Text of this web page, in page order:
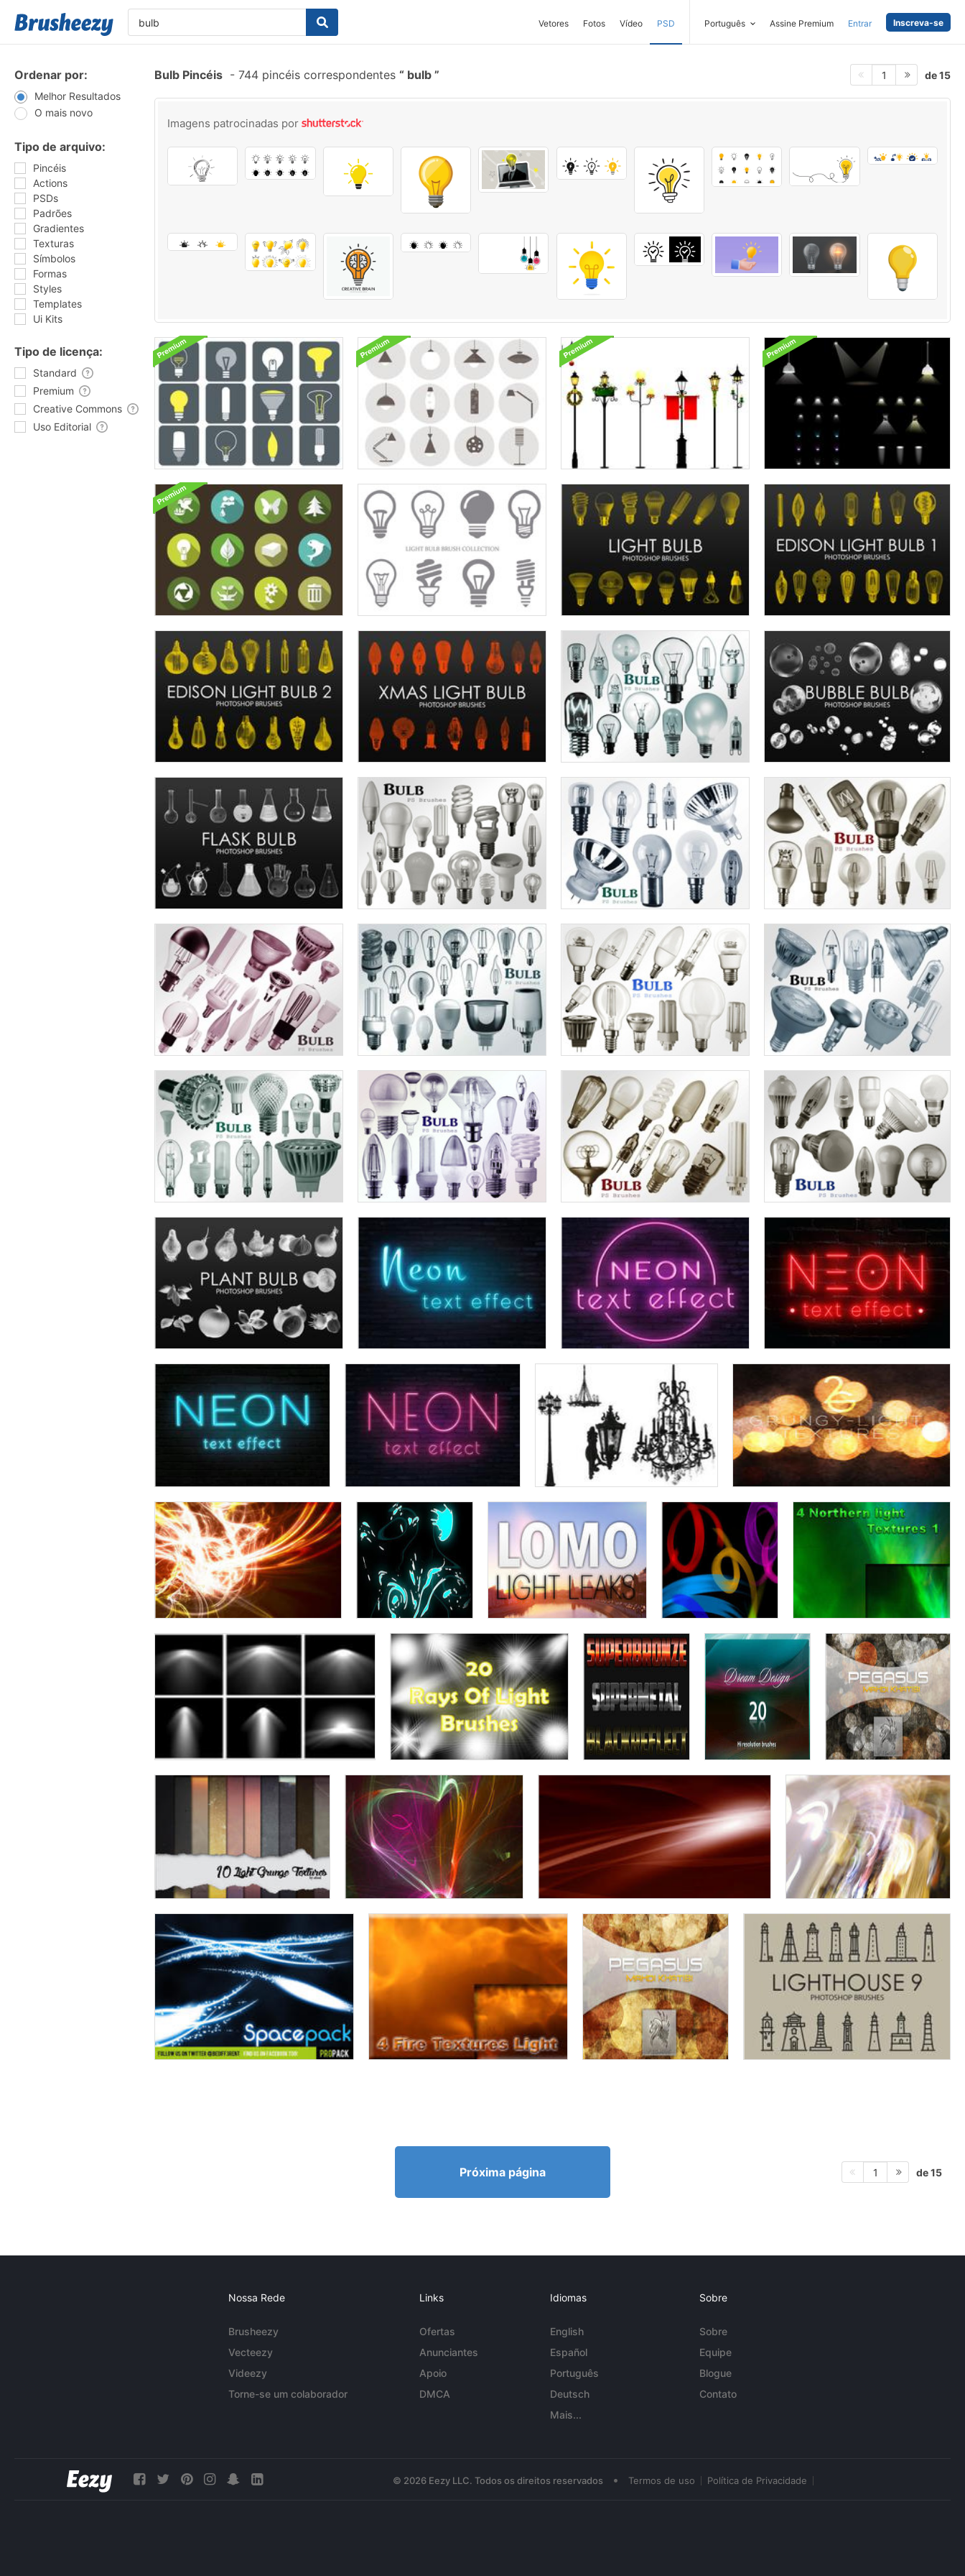
Vetores Fotos Vídeo PSD Português Assine Premium Entrar Inscreva-se
Ordenar por:
Melhor Resultados
O mais novo
Tipo de arquivo:
Pincéis
Actions
PSDs
Padrões
Gradientes
Texturas
Símbolos
Formas
Styles
Templates
Ui Kits
Tipo de licença:
Standard
Premium
Creative Commons
Uso Editorial
Bulb Pincéis - 744 pincéis correspondentes bulb 1 de 15
Imagens patrocinadas por
Próxima página 1 de 15
Nossa Rede
Brusheezy
Vecteezy
Videezy
Torne-se um colaborador
Links
Ofertas
Anunciantes
Apoio
DMCA
Idiomas
English
Español
Português
Deutsch
Mais...
Sobre
Sobre
Equipe
Blogue
Contato
© 2026 Eezy LLC. Todos os direitos reservados • Termos de uso Política de Privacidade